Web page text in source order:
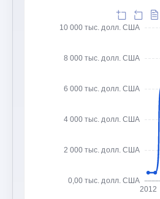
0,00 тыс. долл. США
2 000 тыс. долл. США
4 000 тыс. долл. США
6 000 тыс. долл. США
8 000 тыс. долл. США
10 000 тыс. долл. США
2012